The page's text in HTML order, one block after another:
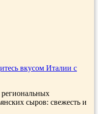
вкусом Италии с
сыров: свежесть и